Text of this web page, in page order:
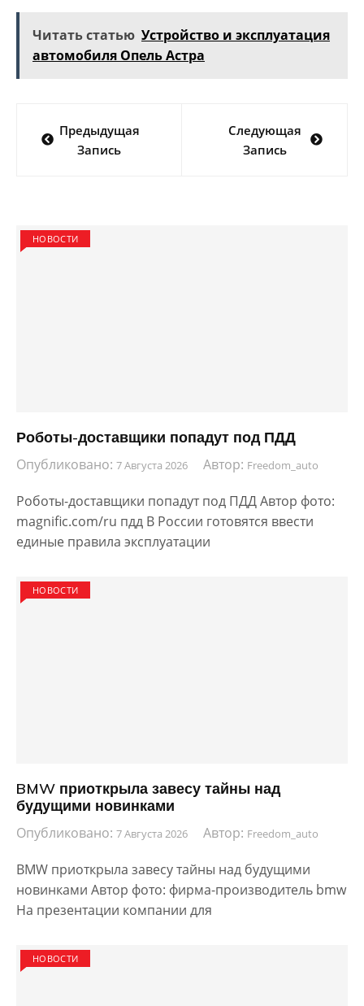
Читать статью Устройство и эксплуатация
автомобиля Опель Астра
по
Предыдущая
Запись
Следующая
Запись
НОВОСТИ
Роботы-доставщики попадут под ПДД
Опубликовано: 7 Августа 2026 Автор: Freedom_auto
Роботы-доставщики попадут под ПДД Автор фото:
magnific.com/ru пдд В России готовятся ввести
единые правила эксплуатации
НОВОСТИ
BMW приоткрыла завесу тайны над
будущими новинками
Опубликовано: 7 Августа 2026 Автор: Freedom_auto
BMW приоткрыла завесу тайны над будущими
новинками Автор фото: фирма-производитель bmw
На презентации компании для
НОВОСТИ